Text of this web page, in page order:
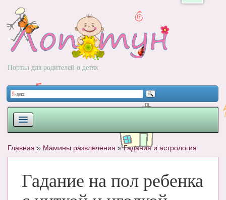
Портал для родителей о детях
НОВОРОЖДЕННЫЙ
Главная » Мамины развлечения »Гадания и астрология
Гадание на пол ребенка